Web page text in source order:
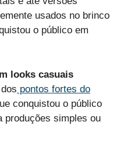
usados no brinco
o público em
looks casuais
pontos fortes do
conquistou o público
produções simples ou